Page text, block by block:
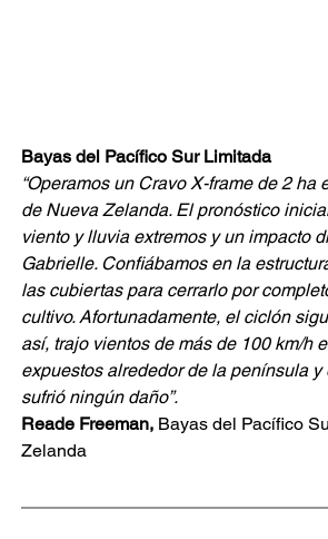
Bayas del Pacífico Sur Limitada
“Operamos un Cravo X-frame de 2 ha
de Nueva Zelanda. El pronóstico
viento y lluvia extremos y un impacto
Gabrielle. Confiábamos en la
las cubiertas para cerrarlo por
cultivo. Afortunadamente, el ciclón
así, trajo vientos de más de 100 km/h
expuestos alrededor de la península y
sufrió ningún daño”.
Reade Freeman, Bayas del Pacífico
Zelanda